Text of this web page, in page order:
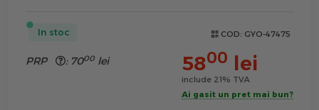
In stoc COD: GYO-47475
PRP : 7000 lei 5800 lei
include 21% TVA
Ai gasit un pret mai bun?